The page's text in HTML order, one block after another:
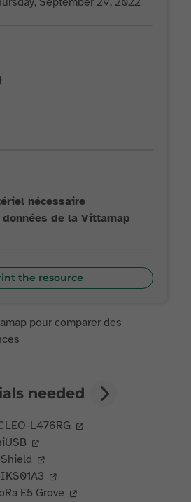
nécessaire
de la Vittamap
the resource
pour comparer des
needed
L476RG
E5 Grove